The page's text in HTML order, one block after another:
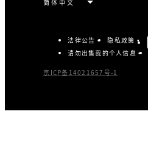
法律公告 隐私政策
请勿出售我的个人信息
京ICP备14021657号-1